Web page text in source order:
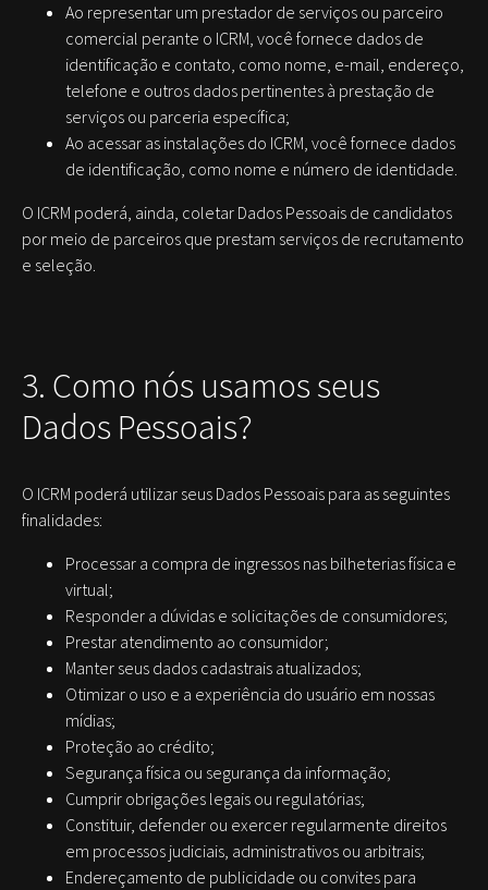
Ao representar um prestador de serviços ou parceiro
comercial perante o ICRM, você fornece dados de
identificação e contato, como nome, e-mail, endereço,
telefone e outros dados pertinentes à prestação de
serviços ou parceria específica;
Ao acessar as instalações do ICRM, você fornece dados
de identificação, como nome e número de identidade.
O ICRM poderá, ainda, coletar Dados Pessoais de candidatos
por meio de parceiros que prestam serviços de recrutamento
e seleção.
3. Como nós usamos seus
Dados Pessoais?
O ICRM poderá utilizar seus Dados Pessoais para as seguintes
finalidades:
Processar a compra de ingressos nas bilheterias física e
virtual;
Responder a dúvidas e solicitações de consumidores;
Prestar atendimento ao consumidor;
Manter seus dados cadastrais atualizados;
Otimizar o uso e a experiência do usuário em nossas
mídias;
Proteção ao crédito;
Segurança física ou segurança da informação;
Cumprir obrigações legais ou regulatórias;
Constituir, defender ou exercer regularmente direitos
em processos judiciais, administrativos ou arbitrais;
Endereçamento de publicidade ou convites para